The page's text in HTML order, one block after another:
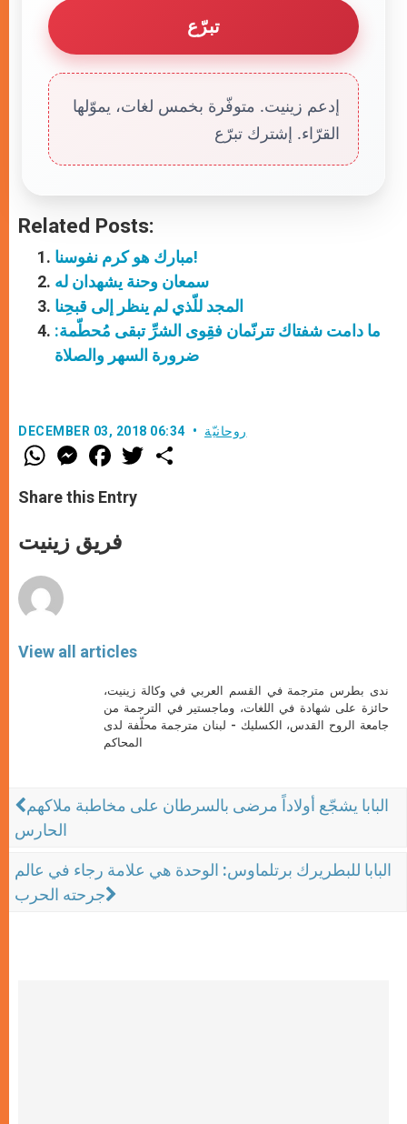
تبرّع
إدعم زينيت. متوفّرة بخمس لغات، يموّلها
القرّاء. إشترك تبرّع
Related Posts:
مبارك هو كرم نفوسنا!
سمعان وحنة يشهدان له
المجد للّذي لم ينظر إلى قبحِنا
ما دامت شفتاك تترنّمان فقِوى الشرِّ تبقى مُحطّمة:
ضرورة السهر والصلاة
DECEMBER 03, 2018 06:34 روحانيّة
W
h
t
s
p
p
M
e
s
e
g
e
F
a
e
b
o
k
T
w
Share this Entry
فريق زينيت
View all articles
ندى بطرس مترجمة في القسم العربي في وكالة زينيت،
حائزة على شهادة في اللغات، وماجستير في الترجمة من
جامعة الروح القدس، الكسليك - لبنان مترجمة محلّفة لدى
المحاكم
البابا يشجّع أولاداً مرضى بالسرطان على مخاطبة ملاكهم
الحارس
البابا للبطريرك برتلماوس: الوحدة هي علامة رجاء في عالم
جرحته الحرب